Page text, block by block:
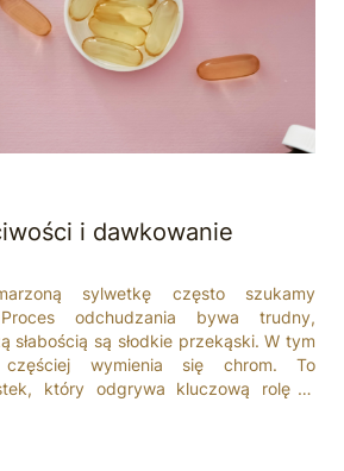
i dawkowanie
sylwetkę często szukamy
Proces odchudzania bywa trudny,
słabością są słodkie przekąski. W tym
wymienia się chrom. To
który odgrywa kluczową rolę w
naprawdę, czy to tylko mit? Jakie
i jak wpływa on na metabolizm?